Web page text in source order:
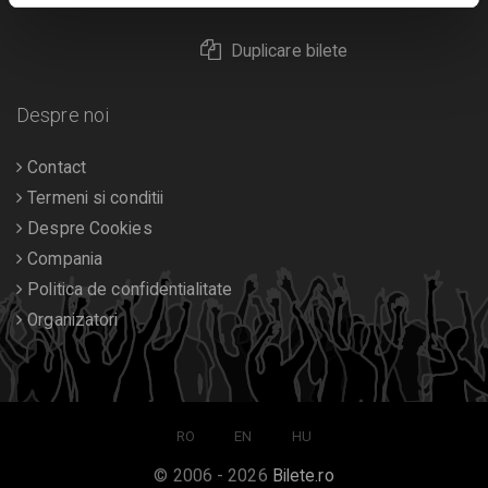
Duplicare bilete
Despre noi
Contact
Termeni si conditii
Despre Cookies
Compania
Politica de confidentialitate
Organizatori
RO EN HU
© 2006 - 2026 Bilete.ro